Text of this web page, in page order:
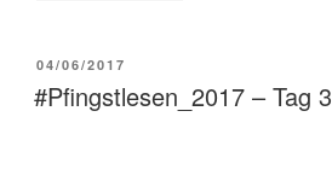
VERÖFFENTLICHT
AM
04/06/2017
#Pfingstlesen_2017 – Tag 3